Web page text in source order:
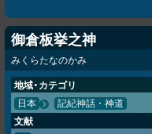
御倉板挙之神
みくらたなのかみ
地域・カテゴリ
日本 記紀神話・神道
文献